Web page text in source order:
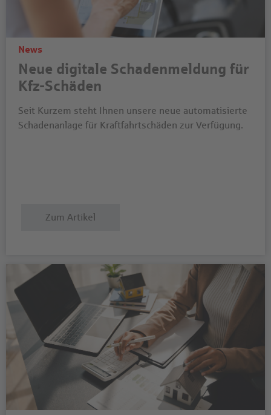
News
Neue digitale Schadenmeldung für
Kfz-Schäden
Seit Kurzem steht Ihnen unsere neue automatisierte
Schadenanlage für Kraftfahrtschäden zur Verfügung.
Zum Artikel